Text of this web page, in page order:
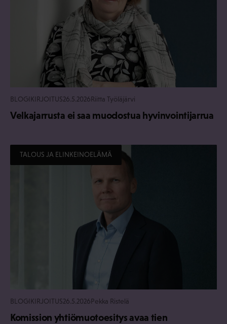
BLOGIKIRJOITUS26.5.2026Riitta Työläjärvi
Velkajarrusta ei saa muodostua hyvinvointijarrua
TALOUS JA ELINKEINOELÄMÄ
BLOGIKIRJOITUS26.5.2026Pekka Ristelä
Komission yhtiömuotoesitys avaa tien